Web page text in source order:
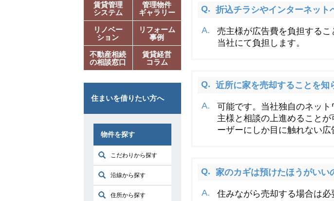
賃貸管理
システム
管理物件
ギャラリー
リノベー
ション
リフォーム
事例
不動産相続
の相談窓口
賃貸経営
コラム
住まいを借りたい方へ
物件を探す
こだわりから探す
沿線から探す
住所から探す